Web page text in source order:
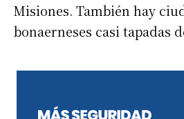
Misiones. También hay
bonaerneses casi tapadas